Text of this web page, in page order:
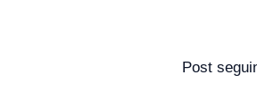
Post